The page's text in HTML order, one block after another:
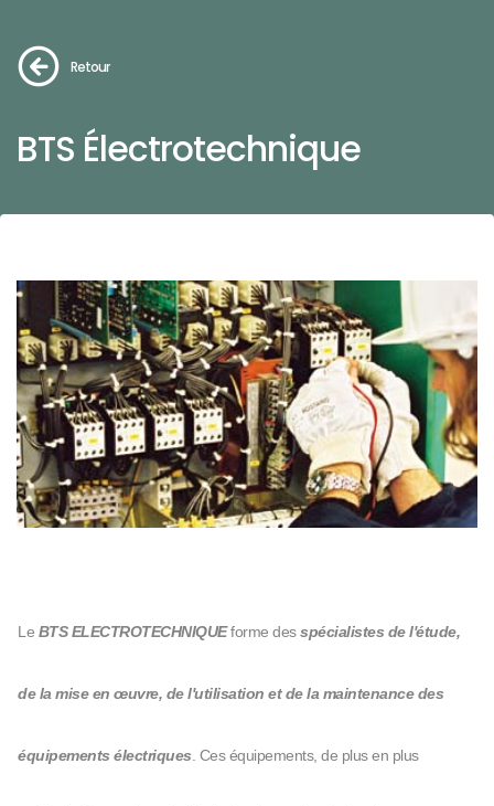
Retour
BTS Électrotechnique
Le BTS ELECTROTECHNIQUEforme desspécialistes de l'étude,
de la mise en œuvre, de l'utilisation et de la maintenance des
équipements électriques . Ces équipements, de plus en plus